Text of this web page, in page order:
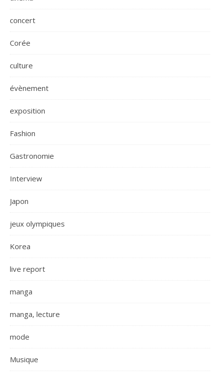
concert
Corée
culture
évènement
exposition
Fashion
Gastronomie
Interview
Japon
jeux olympiques
Korea
live report
manga
manga, lecture
mode
Musique